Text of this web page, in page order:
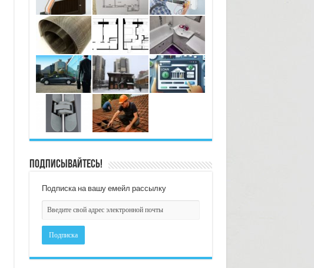
Подписывайтесь!
Подписка на вашу емейл рассылку